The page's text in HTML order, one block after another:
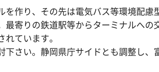
作り、その先は電気バス等環境配慮
寄りの鉄道駅等からターミナルへの
ています。
さい。静岡県庁サイドとも調整し、